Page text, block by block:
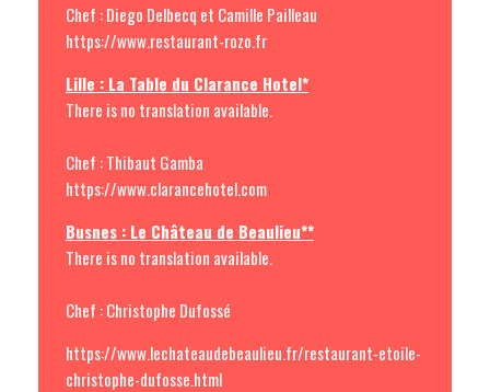
Chef : Diego Delbecq et Camille Pailleau
https://www.restaurant-rozo.fr
Lille : La Table du Clarance Hotel*
There is no translation available.
Chef : Thibaut Gamba
https://www.clarancehotel.com
Busnes : Le Château de Beaulieu**
There is no translation available.
Chef : Christophe Dufossé
https://www.lechateaudebeaulieu.fr/restaurant-etoile-
christophe-dufosse.html